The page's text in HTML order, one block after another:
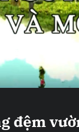
đệm